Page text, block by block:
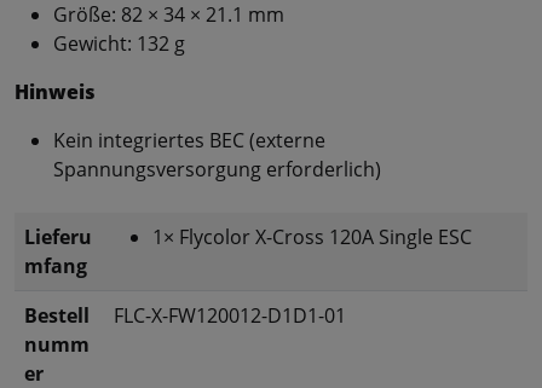
Größe: 82 × 34 × 21.1 mm
Gewicht: 132 g
Hinweis
Kein integriertes BEC (externe
Spannungsversorgung erforderlich)
Lieferu
mfang
1× Flycolor X-Cross 120A Single ESC
Bestell
numm
er
FLC-X-FW120012-D1D1-01